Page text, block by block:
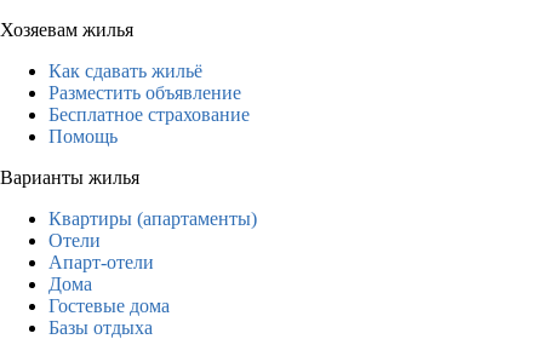
Хозяевам жилья
Как сдавать жильё
Разместить объявление
Бесплатное страхование
Помощь
Варианты жилья
Квартиры (апартаменты)
Отели
Апарт-отели
Дома
Гостевые дома
Базы отдыха